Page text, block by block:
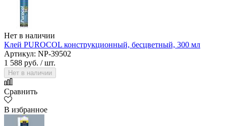
Нет в наличии
Клей PUROCOL конструкционный, бесцветный, 300 мл
Артикул: NP-39502
1 588 руб. / шт.
Нет в наличии
Сравнить
В избранное